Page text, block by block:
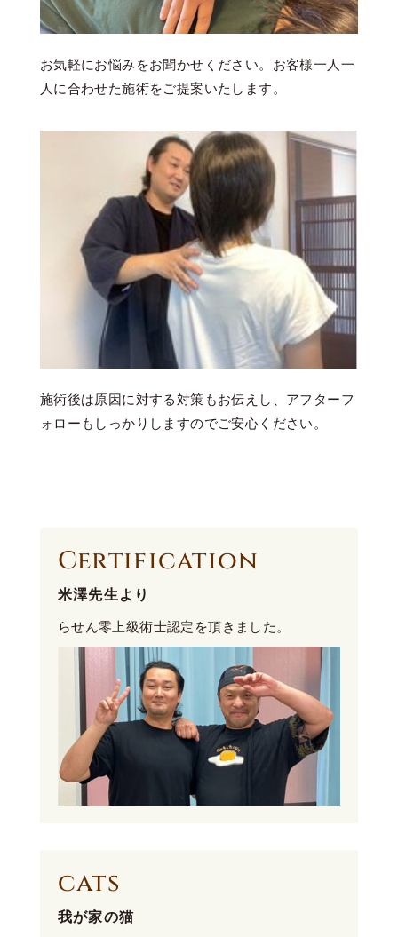
お気軽にお悩みをお聞かせください。お客様一人一
人に合わせた施術をご提案いたします。
施術後は原因に対する対策もお伝えし、アフターフ
ォローもしっかりしますのでご安心ください。
Certification
米澤先生より
らせん零上級術士認定を頂きました。
cats
我が家の猫